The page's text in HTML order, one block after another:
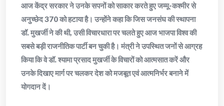
आज केंद्र सरकार ने उनके सपनों को साकार करते हुए जम्मू-कश्मीर से
अनुच्छेद 370 को हटाया है। उन्होंने कहा कि जिस जनसंघ की स्थापना
डॉ. मुखर्जी ने की थी, उसी विचारधारा पर चलते हुए आज भाजपा विश्व की
सबसे बड़ी राजनीतिक पार्टी बन चुकी है। मंत्री ने उपस्थित जनों से आग्रह
किया कि वे डॉ. श्यामा प्रसाद मुखर्जी के विचारों को आत्मसात करें और
उनके दिखाए मार्ग पर चलकर देश को मजबूत एवं आत्मनिर्भर बनाने में
योगदान दें।